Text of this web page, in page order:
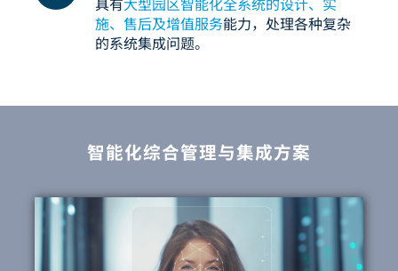
施、售后及增值服务能力，处理各种复杂
的系统集成问题。
智能化综合管理与集成方案